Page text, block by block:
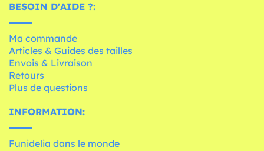
BESOIN D'AIDE ?:
Ma commande
Articles & Guides des tailles
Envois & Livraison
Retours
Plus de questions
INFORMATION:
Funidelia dans le monde